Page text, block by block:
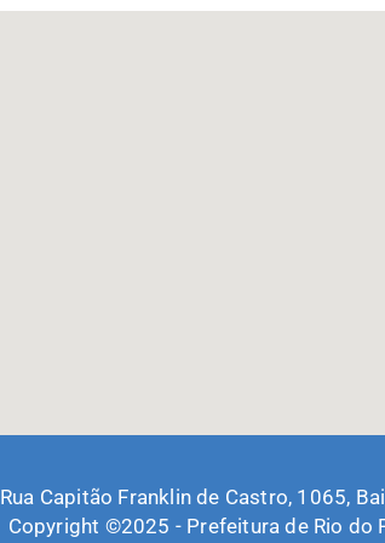
Rua Capitão Franklin de Castro, 1065,
Copyright ©2025 - Prefeitura de Rio do